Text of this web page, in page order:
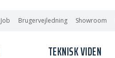
TEKNISK VIDEN
Job Brugervejledning Showroom